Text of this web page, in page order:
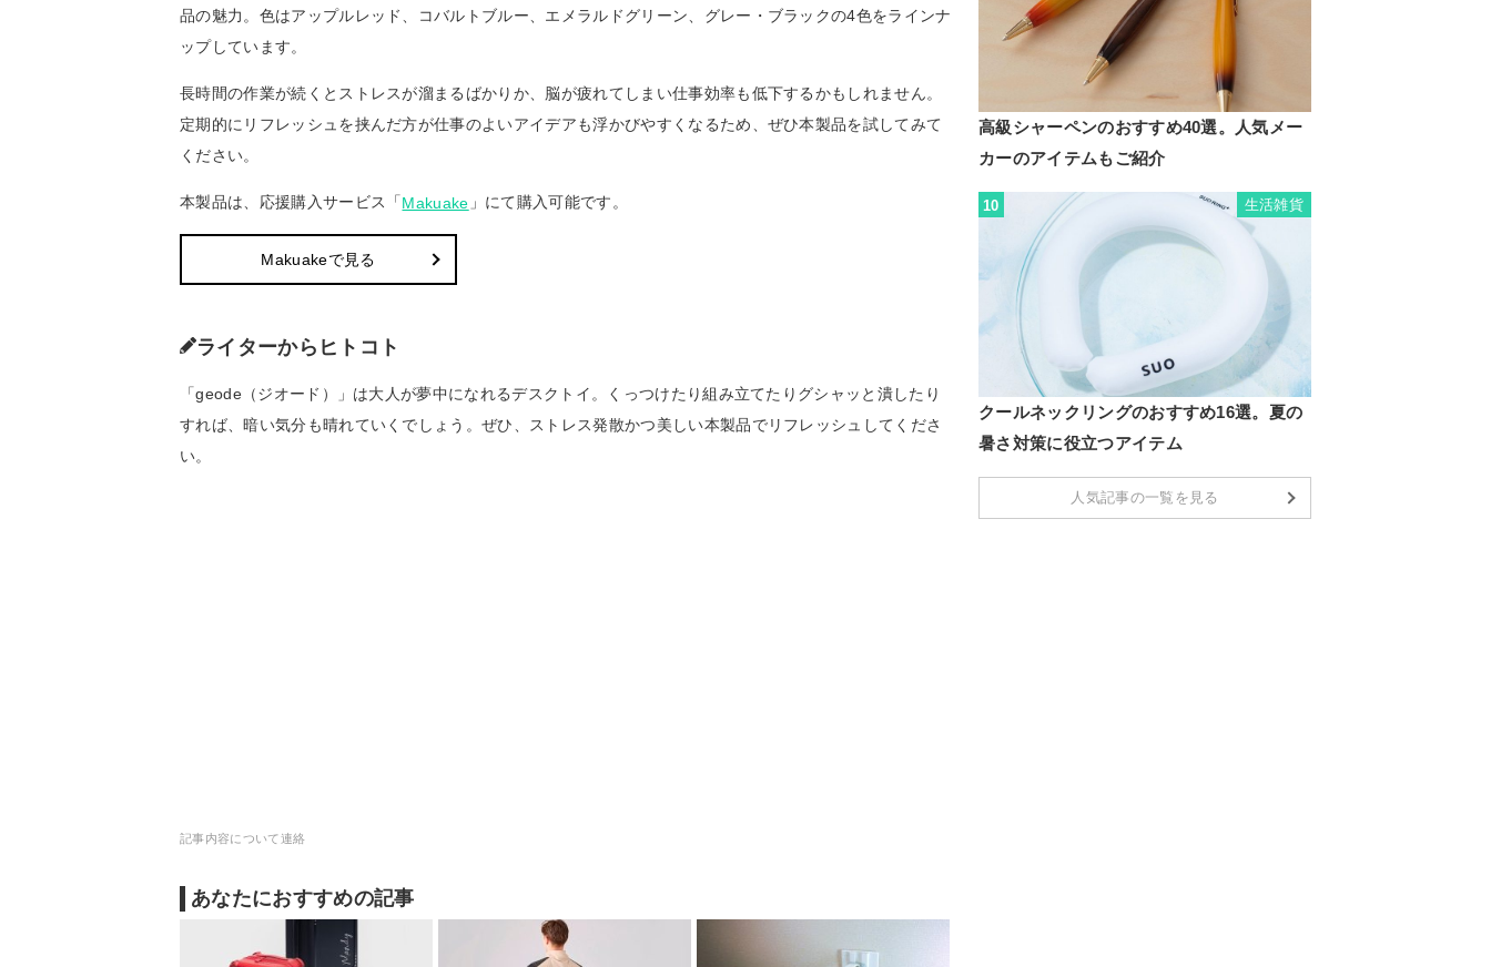
品の魅力。色はアップルレッド、コバルトブルー、エメラルドグリーン、グレー・ブラックの4色をラインナ
ップしています。
長時間の作業が続くとストレスが溜まるばかりか、脳が疲れてしまい仕事効率も低下するかもしれません。
定期的にリフレッシュを挟んだ方が仕事のよいアイデアも浮かびやすくなるため、ぜひ本製品を試してみて
ください。
本製品は、応援購入サービス「Makuake 」にて購入可能です。
Makuakeで見る
ライターからヒトコト
「geode（ジオード）」は大人が夢中になれるデスクトイ。くっつけたり組み立てたりグシャッと潰したり
すれば、暗い気分も晴れていくでしょう。ぜひ、ストレス発散かつ美しい本製品でリフレッシュしてくださ
い。
記事内容について連絡
あなたにおすすめの記事
高級シャーペンのおすすめ40選。人気メー
カーのアイテムもご紹介
10 生活雑貨
クールネックリングのおすすめ16選。夏の
暑さ対策に役立つアイテム
人気記事の一覧を見る